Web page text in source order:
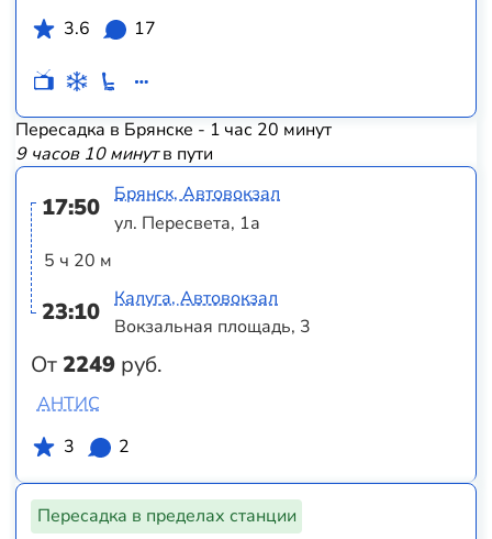
3.6
17
Пересадка в Брянске - 1 час 20 минут
9 часов 10 минутв пути
17:50
5 ч 20 м
23:10
От2249 руб.
Брянск, Автовокзал
ул. Пересвета, 1а
Калуга, Автовокзал
Вокзальная площадь, 3
АНТИС
3
2
Пересадка в пределах станции